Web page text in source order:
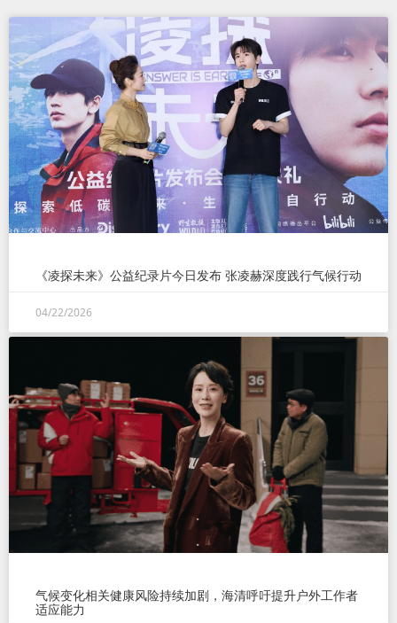
《凌探未来》公益纪录片今日发布 张凌赫深度践行气候行动
04/22/2026
气候变化相关健康风险持续加剧，海清呼吁提升户外工作者
适应能力